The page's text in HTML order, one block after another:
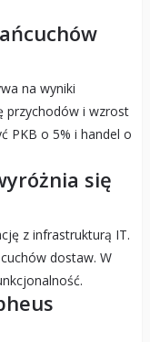
na wyniki
przychodów i wzrost
PKB o 5% i handel o
się
z infrastrukturą IT.
dostaw. W